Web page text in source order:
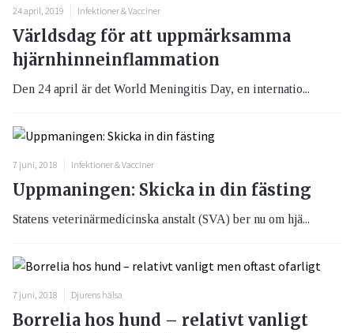
24 april, 2019 Infektioner & Vacciner
Världsdag för att uppmärksamma
hjärnhinneinflammation
Den 24 april är det World Meningitis Day, en internatio...
7 juni, 2018 Infektioner & Vacciner
Uppmaningen: Skicka in din fästing
Statens veterinärmedicinska anstalt (SVA) ber nu om hjä...
7 juni, 2018 Djurens hälsa
Borrelia hos hund – relativt vanligt